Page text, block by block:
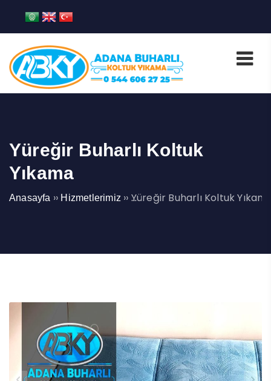
Yüreğir Buharlı Koltuk
Yıkama
Anasayfa ›› Hizmetlerimiz ›› Yüreğir Buharlı Koltuk